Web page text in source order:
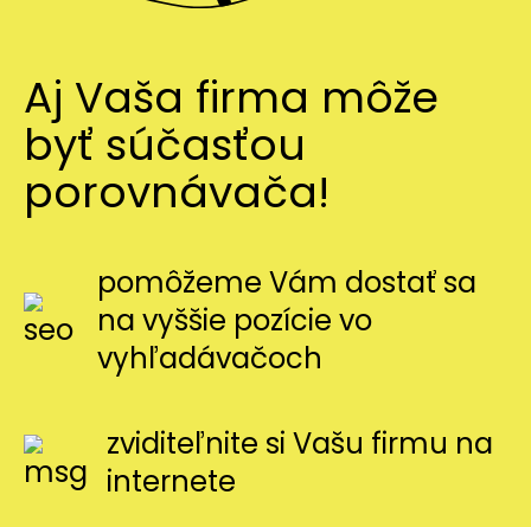
Aj Vaša firma môže
byť súčasťou
porovnávača!
pomôžeme Vám dostať sa
na vyššie pozície vo
vyhľadávačoch
zviditeľnite si Vašu firmu na
internete